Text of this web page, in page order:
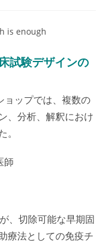
試験デザインの
ョップでは、複数の
、分析、解釈におけ
師
、切除可能な早期固
療法としての免疫チ